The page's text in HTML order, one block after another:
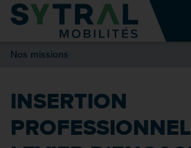
Contenu
Entête de page
Nos missions
INSERTION